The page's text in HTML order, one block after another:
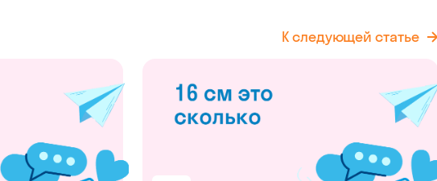
К следующей статье